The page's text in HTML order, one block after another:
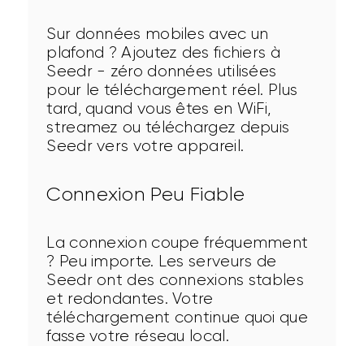
Sur données mobiles avec un
plafond ? Ajoutez des fichiers à
Seedr - zéro données utilisées
pour le téléchargement réel. Plus
tard, quand vous êtes en WiFi,
streamez ou téléchargez depuis
Seedr vers votre appareil.
Connexion Peu Fiable
La connexion coupe fréquemment
? Peu importe. Les serveurs de
Seedr ont des connexions stables
et redondantes. Votre
téléchargement continue quoi que
fasse votre réseau local.